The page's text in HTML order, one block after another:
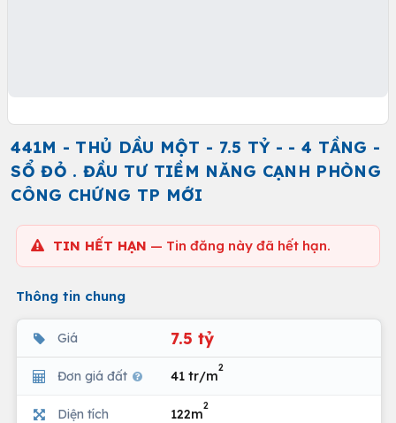
441M - THỦ DẦU MỘT - 7.5 TỶ - - 4 TẦNG -
SỔ ĐỎ . ĐẦU TƯ TIỀM NĂNG CẠNH PHÒNG
CÔNG CHỨNG TP MỚI
TIN HẾT HẠN — Tin đăng này đã hết hạn.
Thông tin chung
Giá 7.5 tỷ
Đơn giá đất 41 tr/m
2
Diện tích 122m
2